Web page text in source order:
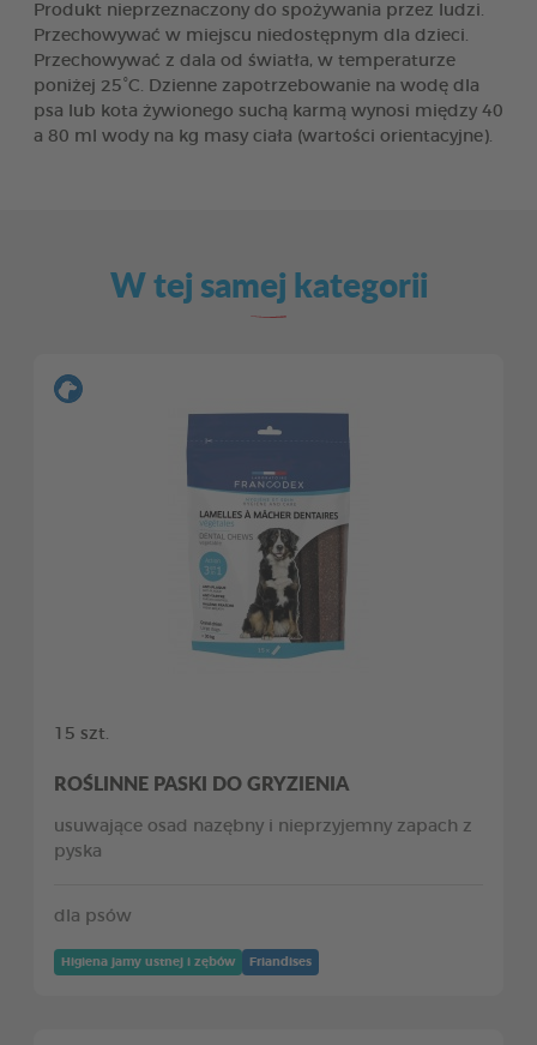
Produkt nieprzeznaczony do spożywania przez ludzi.
Przechowywać w miejscu niedostępnym dla dzieci.
Przechowywać z dala od światła, w temperaturze
poniżej 25°C. Dzienne zapotrzebowanie na wodę dla
psa lub kota żywionego suchą karmą wynosi między 40
a 80 ml wody na kg masy ciała (wartości orientacyjne).
W tej samej kategorii
15 szt.
ROŚLINNE PASKI DO GRYZIENIA
usuwające osad nazębny i nieprzyjemny zapach z
pyska
dla psów
Higiena jamy ustnej i zębów Friandises